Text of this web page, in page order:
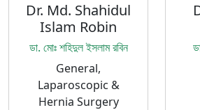
Dr. Md. Shahidul
Islam Robin
ডা. মোঃ শহিদুল ইসলাম রবিন
General,
Laparoscopic &
Hernia Surgery